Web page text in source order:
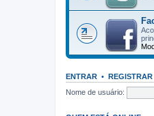
ENTRAR • REGISTRAR
Nome de usuário: